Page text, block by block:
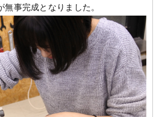
事完成となりました。